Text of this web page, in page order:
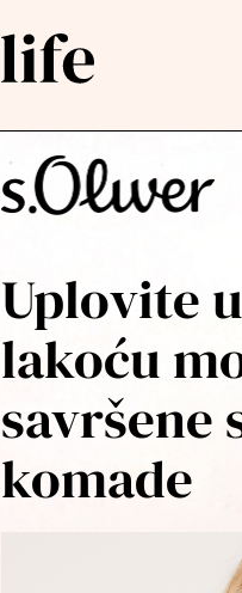
Uplovite
lakoću
savršene
komade